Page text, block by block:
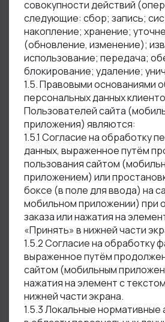
совокупности действий
следующие: сбор; запись;
накопление; хранение;
(обновление, изменение);
использование; передача;
блокирование; удаление;
1.5. Правовыми основаниями
персональных данных
Пользователей сайта
приложения) являются:
1.5.1 Согласие на обработку
данных, выраженное путём
пользования сайтом
приложением) или
боксе (в поле для ввода) на
мобильном приложении) при
заказа или нажатия на
«Принять» в нижней части
1.5.2 Согласие на обработку
выраженное путём
сайтом (мобильным
нажатия на элемент с
нижней части экрана.
1.5.3 Локальные